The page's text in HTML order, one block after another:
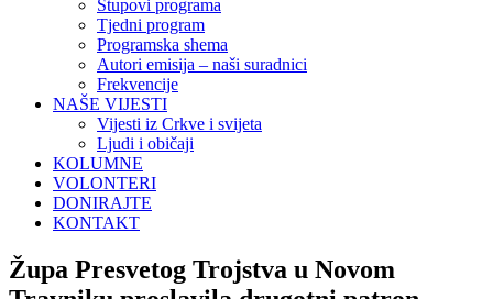
Stupovi programa
Tjedni program
Programska shema
Autori emisija – naši suradnici
Frekvencije
NAŠE VIJESTI
Vijesti iz Crkve i svijeta
Ljudi i običaji
KOLUMNE
VOLONTERI
DONIRAJTE
KONTAKT
Župa Presvetog Trojstva u Novom